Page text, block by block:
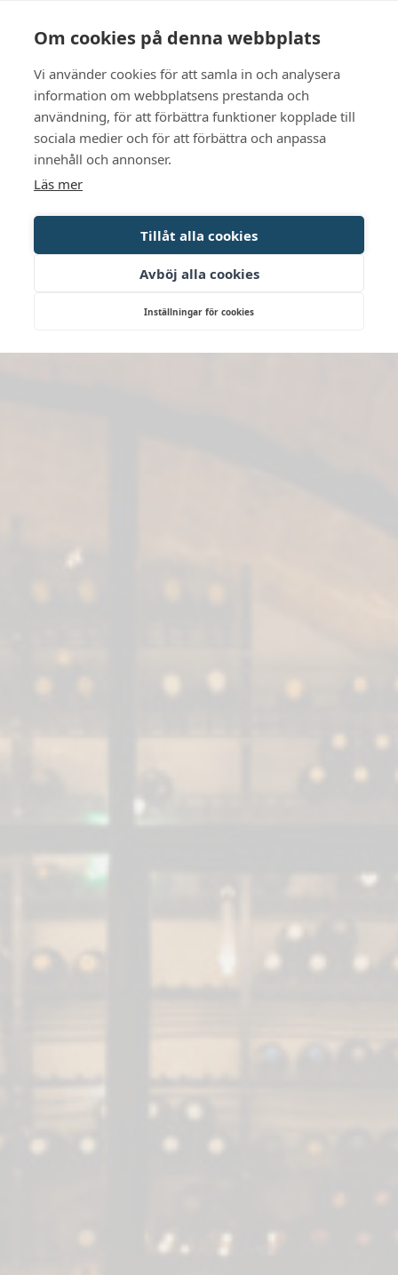
Om cookies på denna webbplats
Vi använder cookies för att samla in och analysera
information om webbplatsens prestanda och
användning, för att förbättra funktioner kopplade till
sociala medier och för att förbättra och anpassa
innehåll och annonser.
Läs mer
Tillåt alla cookies
Avböj alla cookies
Inställningar för cookies
BUCHEN SIE